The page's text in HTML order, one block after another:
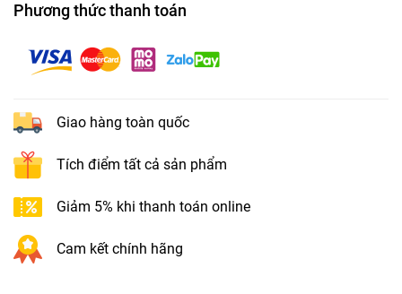
Phương thức thanh toán
Giao hàng toàn quốc
Tích điểm tất cả sản phẩm
Giảm 5% khi thanh toán online
Cam kết chính hãng